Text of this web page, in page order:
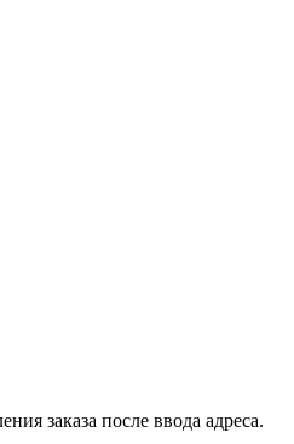
заказа после ввода адреса.